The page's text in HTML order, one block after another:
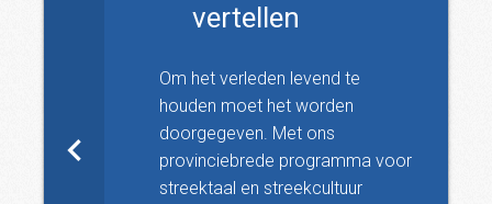
vertellen
Om het verleden levend te
houden moet het worden
doorgegeven. Met ons
provinciebrede programma voor
streektaal en streekcultuur